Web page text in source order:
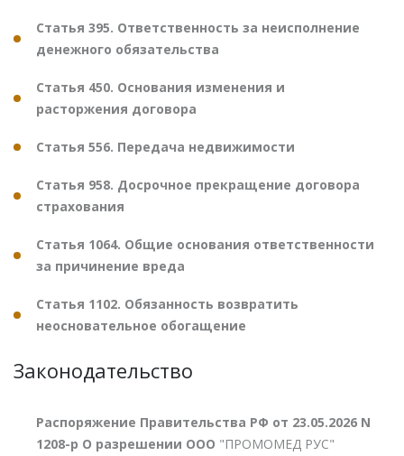
Статья 395. Ответственность за неисполнение
денежного обязательства
Статья 450. Основания изменения и
расторжения договора
Статья 556. Передача недвижимости
Статья 958. Досрочное прекращение договора
страхования
Статья 1064. Общие основания ответственности
за причинение вреда
Статья 1102. Обязанность возвратить
неосновательное обогащение
Законодательство
Распоряжение Правительства РФ от 23.05.2026 N
1208-р О разрешении ООО "ПРОМОМЕД РУС"